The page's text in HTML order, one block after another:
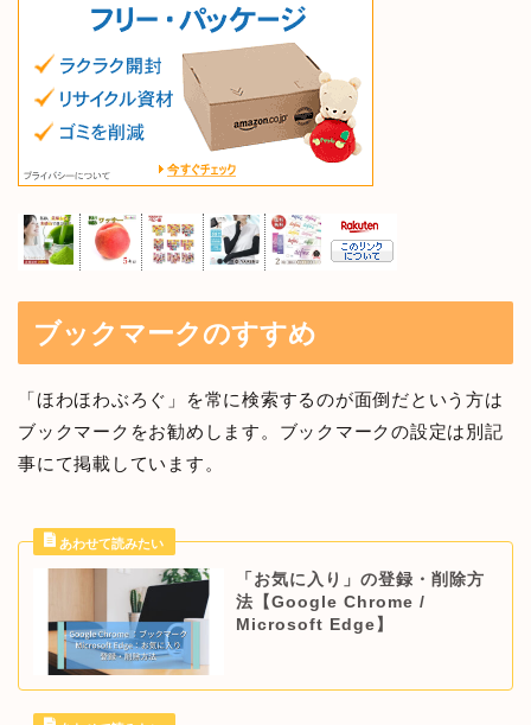
ブックマークのすすめ
「ほわほわぶろぐ」を常に検索するのが面倒だという方は
ブックマークをお勧めします。ブックマークの設定は別記
事にて掲載しています。
「お気に入り」の登録・削除方
法【Google Chrome /
Microsoft Edge】